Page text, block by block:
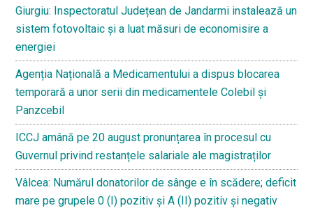
Giurgiu: Inspectoratul Județean de Jandarmi instalează un
sistem fotovoltaic și a luat măsuri de economisire a
energiei
Agenția Națională a Medicamentului a dispus blocarea
temporară a unor serii din medicamentele Colebil și
Panzcebil
ICCJ amână pe 20 august pronunțarea în procesul cu
Guvernul privind restanțele salariale ale magistraților
Vâlcea: Numărul donatorilor de sânge e în scădere; deficit
mare pe grupele 0 (I) pozitiv și A (II) pozitiv și negativ